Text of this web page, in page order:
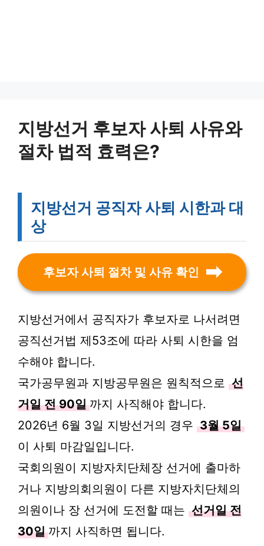
지방선거 후보자 사퇴 사유와
절차 법적 효력은?
지방선거 공직자 사퇴 시한과 대
상
후보자 사퇴 절차 및 사유 확인
지방선거에서 공직자가 후보자로 나서려면
공직선거법 제53조에 따라 사퇴 시한을 엄
수해야 합니다.
국가공무원과 지방공무원은 원칙적으로 선
거일 전 90일 까지 사직해야 합니다.
2026년 6월 3일 지방선거의 경우 3월 5일
이 사퇴 마감일입니다.
국회의원이 지방자치단체장 선거에 출마하
거나 지방의회의원이 다른 지방자치단체의
의원이나 장 선거에 도전할 때는 선거일 전
30일 까지 사직하면 됩니다.